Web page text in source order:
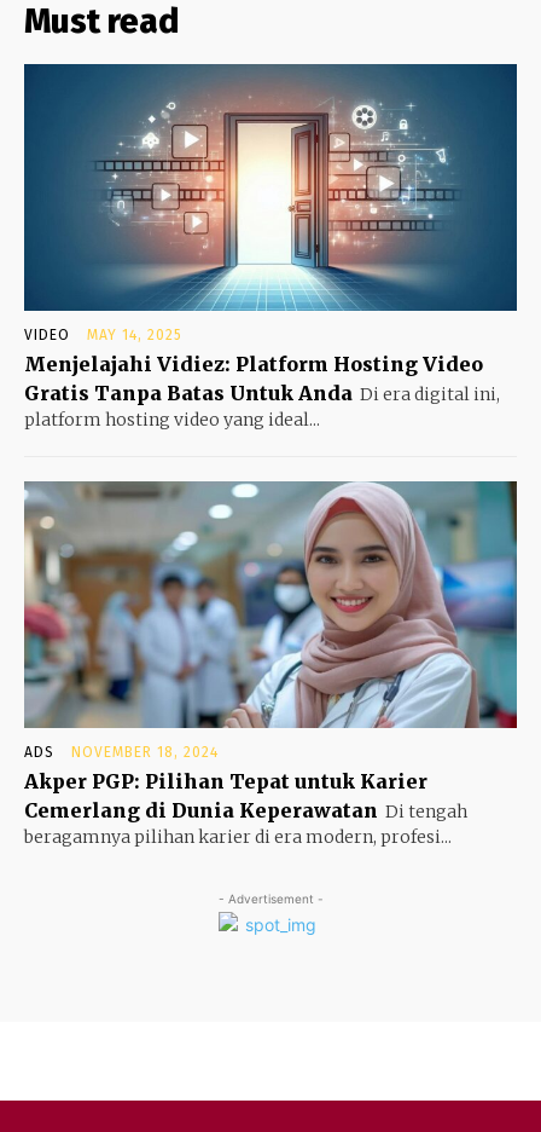
Must read
VIDEO MAY 14, 2025
Menjelajahi Vidiez: Platform Hosting Video
Gratis Tanpa Batas Untuk Anda Di era digital ini,
platform hosting video yang ideal...
ADS NOVEMBER 18, 2024
Akper PGP: Pilihan Tepat untuk Karier
Cemerlang di Dunia Keperawatan Di tengah
beragamnya pilihan karier di era modern, profesi...
- Advertisement -